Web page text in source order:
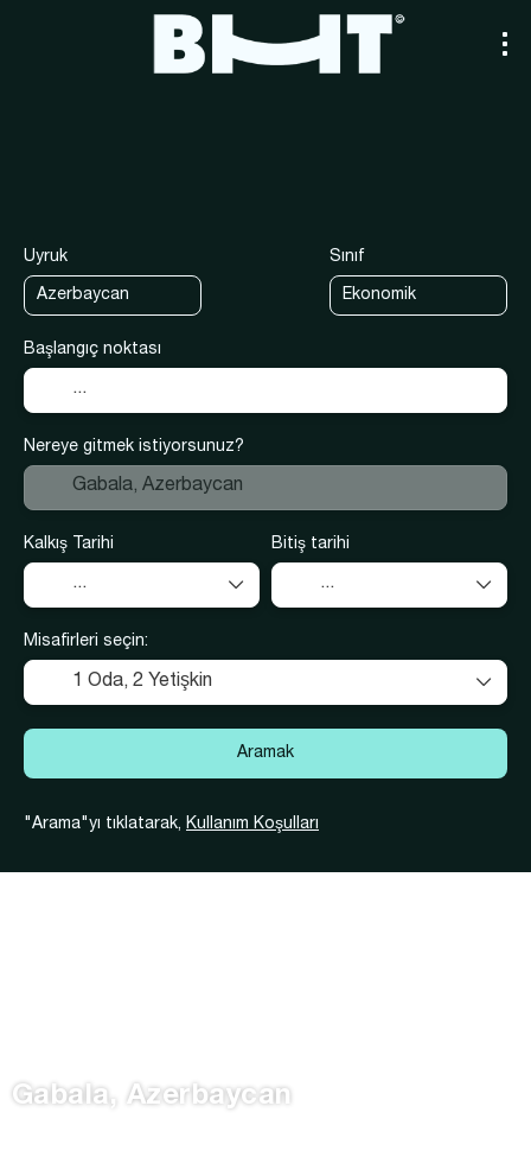
Gabala, Azerbaycan
Uyruk Sınıf
Başlangıç noktası
Nereye gitmek istiyorsunuz?
Kalkış Tarihi Bitiş tarihi
Misafirleri seçin:
1 Oda, 2 Yetişkin
Aramak
"Arama"yı tıklatarak, Kullanım Koşulları